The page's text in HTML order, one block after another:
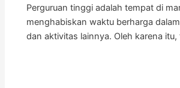
Perguruan tinggi adalah tempat di
menghabiskan waktu berharga
dan aktivitas lainnya. Oleh karena